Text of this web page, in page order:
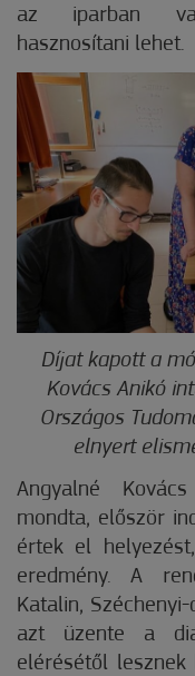
az iparban
hasznosítani lehet.
Díjat kapott a
Kovács Anikó
Országos
elnyert
Angyalné
mondta, először
értek el
eredmény. A
Katalin,
azt üzente a
elérésétől lesznek